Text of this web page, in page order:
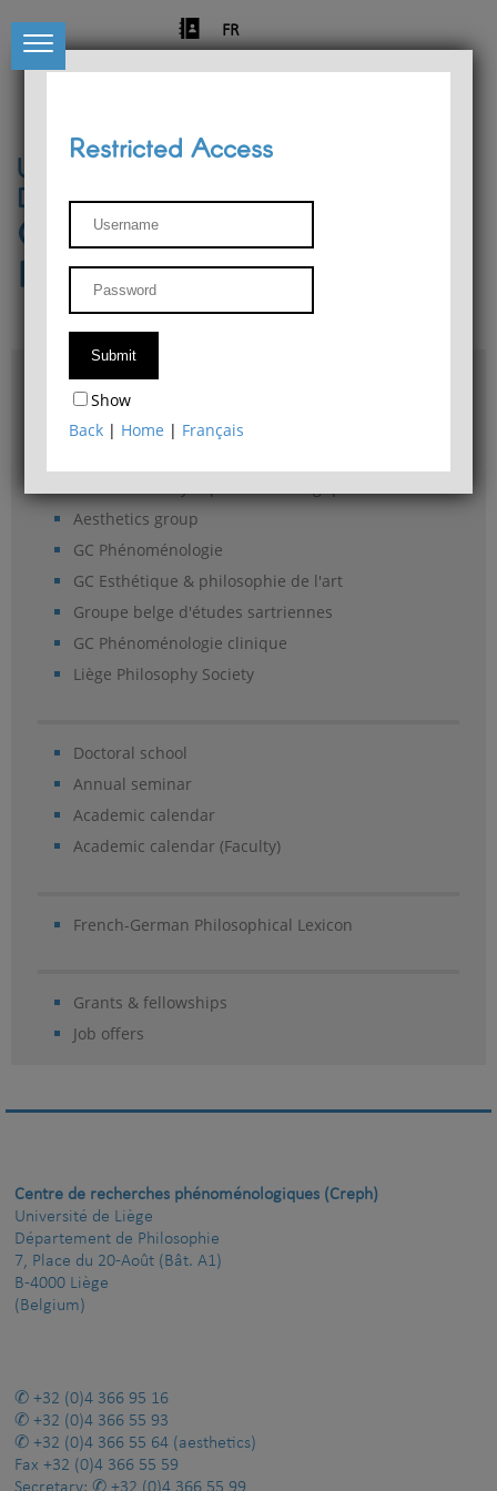
FR
University of Liège
Départment of Philosophy
Center for Phenomenological
Research
Access & maps
Philosophy Department Library
Aesthetics group
GC Phénoménologie
GC Esthétique & philosophie de l'art
Groupe belge d'études sartriennes
GC Phénoménologie clinique
Liège Philosophy Society
Doctoral school
Annual seminar
Academic calendar
Academic calendar (Faculty)
French-German Philosophical Lexicon
Grants & fellowships
Job offers
Restricted Access
Show
Back | Home | Français
Centre de recherches phénoménologiques (Creph)
Université de Liège
Département de Philosophie
7, Place du 20-Août (Bât. A1)
B-4000 Liège
(Belgium)
+32 (0)4 366 95 16
+32 (0)4 366 55 93
+32 (0)4 366 55 64 (aesthetics)
Fax +32 (0)4 366 55 59